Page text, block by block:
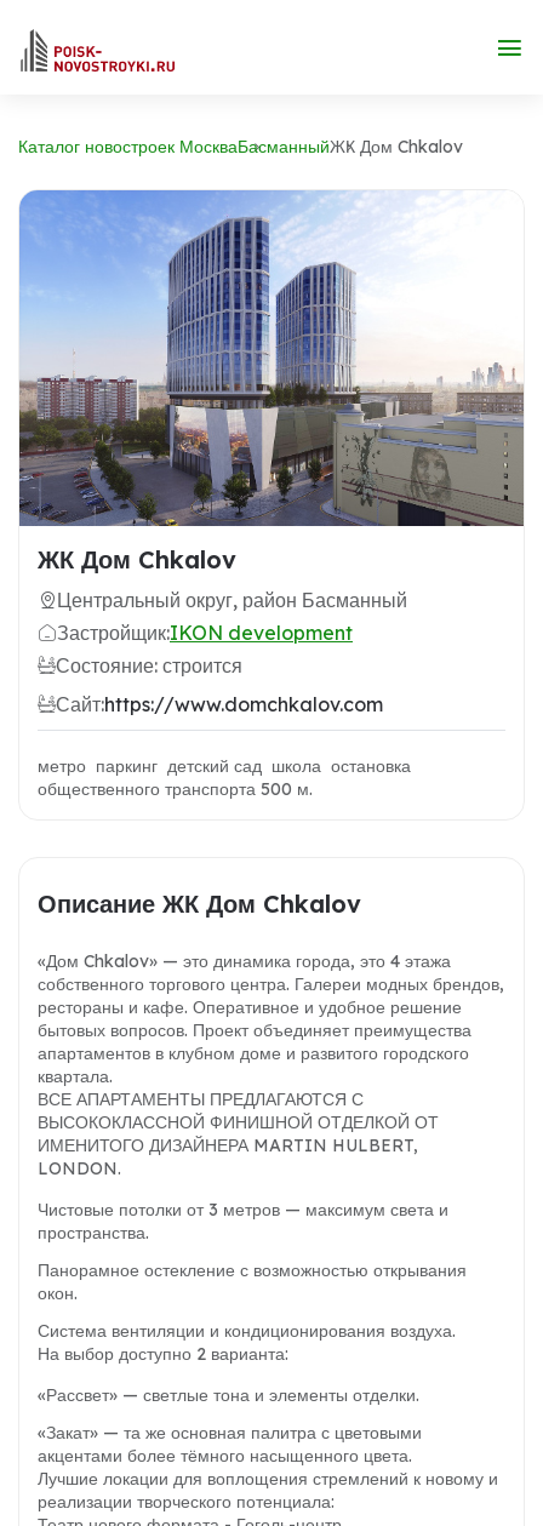
Каталог новостроек МоскваБасманныйЖК Дом Chkalov
ЖК Дом Chkalov
Центральный округ, район Басманный
Застройщик:IKON development
Состояние: строится
Сайт:https://www.domchkalov.com
метро паркинг детский сад школа остановка
общественного транспорта 500 м.
Описание ЖК Дом Chkalov
«Дом Chkalov» — это динамика города, это 4 этажа
собственного торгового центра. Галереи модных брендов,
рестораны и кафе. Оперативное и удобное решение
бытовых вопросов. Проект объединяет преимущества
апартаментов в клубном доме и развитого городского
квартала.
ВСЕ АПАРТАМЕНТЫ ПРЕДЛАГАЮТСЯ С
ВЫСОКОКЛАССНОЙ ФИНИШНОЙ ОТДЕЛКОЙ ОТ
ИМЕНИТОГО ДИЗАЙНЕРА MARTIN HULBERT,
LONDON.
Чистовые потолки от 3 метров — максимум света и
пространства.
Панорамное остекление с возможностью открывания
окон.
Система вентиляции и кондиционирования воздуха.
На выбор доступно 2 варианта:
«Рассвет» — светлые тона и элементы отделки.
«Закат» — та же основная палитра с цветовыми
акцентами более тёмного насыщенного цвета.
Лучшие локации для воплощения стремлений к новому и
реализации творческого потенциала: